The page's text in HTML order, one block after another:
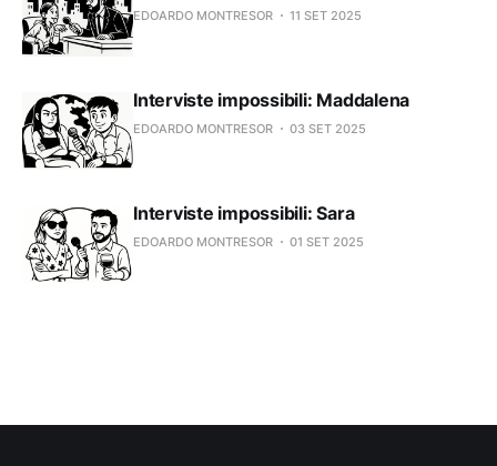
EDOARDO MONTRESOR 11 SET 2025
Interviste impossibili: Maddalena
EDOARDO MONTRESOR 03 SET 2025
Interviste impossibili: Sara
EDOARDO MONTRESOR 01 SET 2025